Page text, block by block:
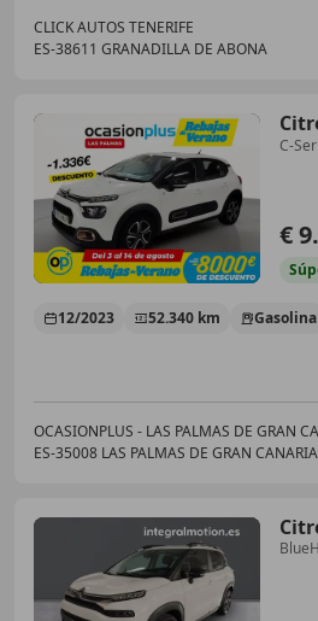
CLICK AUTOS TENERIFE
ES-38611 GRANADILLA DE ABONA
C-
€
12/2023 52.340 km Gasolina
OCASIONPLUS - LAS PALMAS DE GRAN
ES-35008 LAS PALMAS DE GRAN CANARIA